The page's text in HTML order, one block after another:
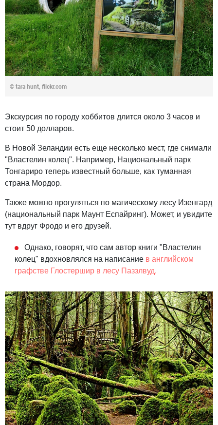
© tara hunt, flickr.com
Экскурсия по городу хоббитов длится около 3 часов и
стоит 50 долларов.
В Новой Зеландии есть еще несколько мест, где снимали
"Властелин колец". Например, Национальный парк
Тонгариро теперь известный больше, как туманная
страна Мордор.
Также можно прогуляться по магическому лесу Изенгард
(национальный парк Маунт Еспайринг). Может, и увидите
тут вдруг Фродо и его друзей.
Однако, говорят, что сам автор книги "Властелин
колец" вдохновлялся на написание в английском
графстве Глостершир в лесу Паззлвуд.